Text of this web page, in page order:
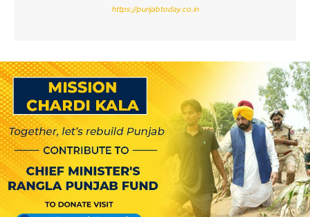
https://punjabtoday.co.in